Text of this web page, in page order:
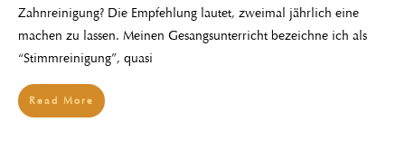
Zahnreinigung? Die Empfehlung lautet, zweimal jährlich eine
machen zu lassen. Meinen Gesangsunterricht bezeichne ich als
“Stimmreinigung”, quasi
Read More